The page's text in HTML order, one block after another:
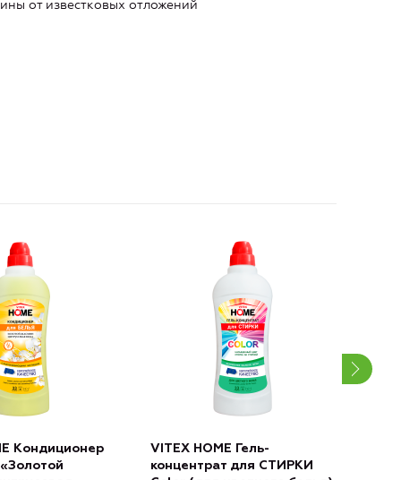
от известковых отложений
Кондиционер
VITEX HOME Гель-
концентрат для СТИРКИ